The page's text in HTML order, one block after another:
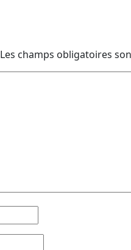
Les champs obligatoires